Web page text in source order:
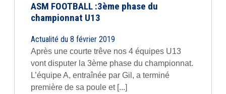
ASM FOOTBALL :3ème phase du
championnat U13
Actualité du 8 février 2019
Après une courte trêve nos 4 équipes U13
vont disputer la 3ème phase du championnat.
L’équipe A, entraînée par Gil, a terminé
première de sa poule et [...]